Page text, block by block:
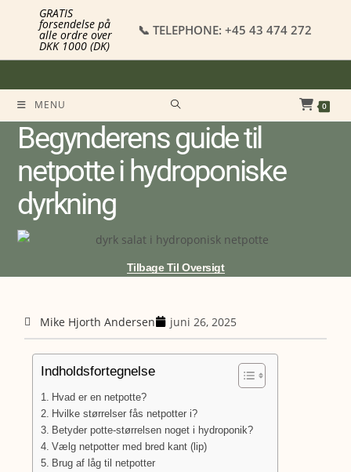
📞 TELEPHONE: +45 43 474 272
GRATIS
forsendelse på
alle ordre over
DKK 1000 (DK)
0
MENU
Begynderens guide til
netpotte i hydroponiske
dyrkning
Tilbage Til Oversigt
Mike Hjorth Andersen juni 26, 2025
Indholdsfortegnelse
Hvad er en netpotte?
Hvilke størrelser fås netpotter i?
Betyder potte-størrelsen noget i hydroponik?
Vælg netpotter med bred kant (lip)
Brug af låg til netpotter